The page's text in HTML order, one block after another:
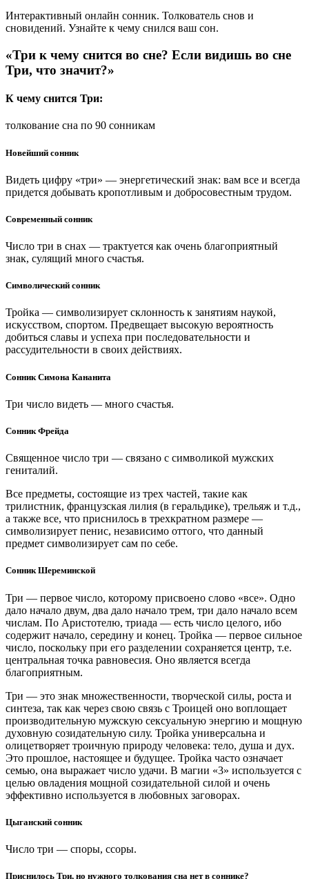
Интерактивный онлайн сонник. Толкователь снов и
сновидений. Узнайте к чему снился ваш сон.
«Три к чему снится во сне? Если видишь во сне
Три, что значит?»
К чему снится Три:
толкование сна по 90 сонникам
Новейший сонник
Видеть цифру «три» — энергетический знак: вам все и всегда
придется добывать кропотливым и добросовестным трудом.
Современный сонник
Число три в снах — трактуется как очень благоприятный
знак, сулящий много счастья.
Символический сонник
Тройка — символизирует склонность к занятиям наукой,
искусством, спортом. Предвещает высокую вероятность
добиться славы и успеха при последовательности и
рассудительности в своих действиях.
Сонник Симона Кананита
Три число видеть — много счастья.
Сонник Фрейда
Священное число три — связано с символикой мужских
гениталий.
Все предметы, состоящие из трех частей, такие как
трилистник, французская лилия (в геральдике), трельяж и т.д.,
а также все, что приснилось в трехкратном размере —
символизирует пенис, независимо оттого, что данный
предмет символизирует сам по себе.
Сонник Шереминской
Три — первое число, которому присвоено слово «все». Одно
дало начало двум, два дало начало трем, три дало начало всем
числам. По Аристотелю, триада — есть число целого, ибо
содержит начало, середину и конец. Тройка — первое сильное
число, поскольку при его разделении сохраняется центр, т.е.
центральная точка равновесия. Оно является всегда
благоприятным.
Три — это знак множественности, творческой силы, роста и
синтеза, так как через свою связь с Троицей оно воплощает
производительную мужскую сексуальную энергию и мощную
духовную созидательную силу. Тройка универсальна и
олицетворяет троичную природу человека: тело, душа и дух.
Это прошлое, настоящее и будущее. Тройка часто означает
семью, она выражает число удачи. В магии «3» используется с
целью овладения мощной созидательной силой и очень
эффективно используется в любовных заговорах.
Цыганский сонник
Число три — споры, ссоры.
Приснилось Три, но нужного толкования сна нет в соннике?